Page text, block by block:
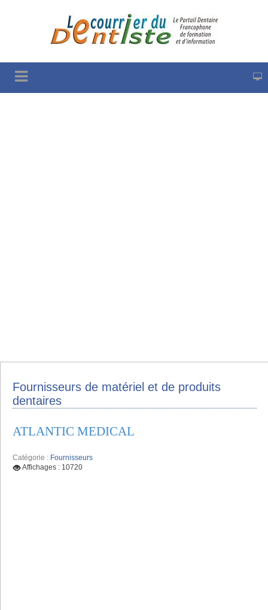
Fournisseurs de matériel et de produits
dentaires
ATLANTIC MEDICAL
Catégorie : Fournisseurs
Affichages : 10720